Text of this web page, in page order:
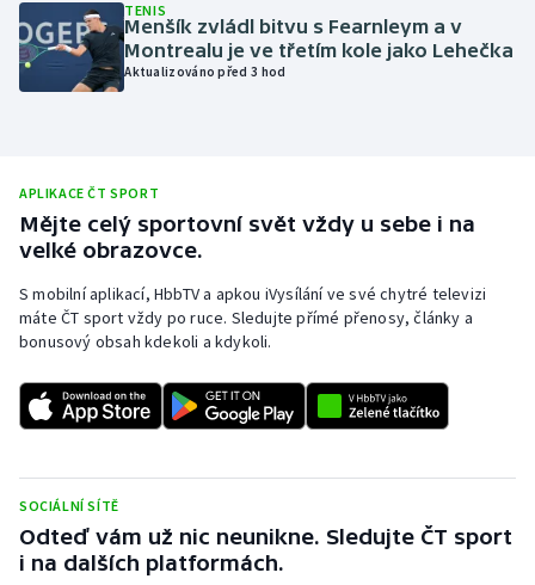
Olympijské hry
Parasport
Plážový volejbal
Ragby
Rychlobruslení
Rychlostní kanoistika
Short track
Sportovní střelba
Stolní tenis
TENIS
Menšík zvládl bitvu s Fearnleym a v
Montrealu je ve třetím kole jako Lehečka
Aktualizováno před 3 hod
APLIKACE ČT SPORT
Mějte celý sportovní svět vždy u sebe i na
velké obrazovce.
S mobilní aplikací, HbbTV a apkou iVysílání ve své chytré televizi
máte ČT sport vždy po ruce. Sledujte přímé přenosy, články a
bonusový obsah kdekoli a kdykoli.
SOCIÁLNÍ SÍTĚ
Odteď vám už nic neunikne. Sledujte ČT sport
i na dalších platformách.